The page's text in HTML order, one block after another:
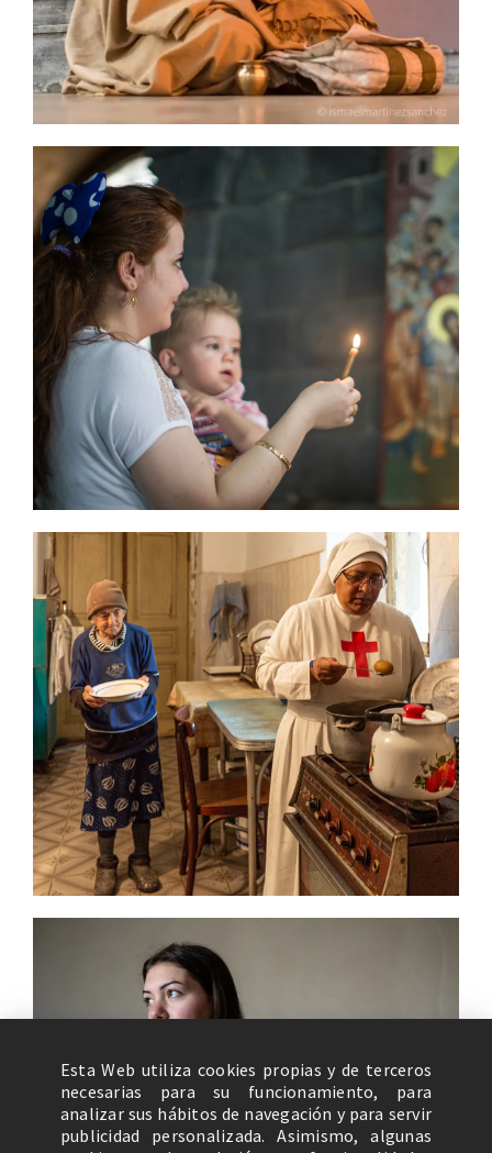
Esta Web utiliza cookies propias y de terceros
necesarias para su funcionamiento, para
analizar sus hábitos de navegación y para servir
publicidad personalizada. Asimismo, algunas